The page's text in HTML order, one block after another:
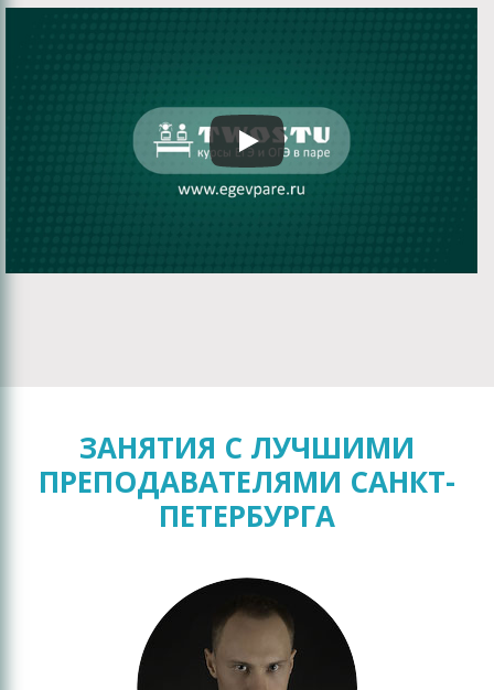
ЗАНЯТИЯ С ЛУЧШИМИ
ПРЕПОДАВАТЕЛЯМИ САНКТ-
ПЕТЕРБУРГА